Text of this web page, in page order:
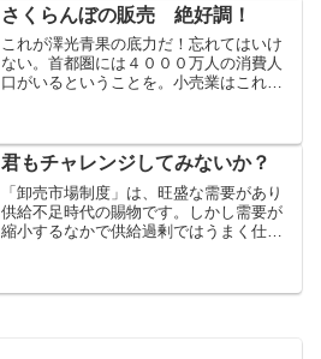
購買行動を...
さくらんぼの販売 絶好調！
これが澤光青果の底力だ！忘れてはいけ
ない。首都圏には４０００万人の消費人
口がいるということを。小売業はこれで
売お上手ですね！只今400pack販売しま
した。明日...
君もチャレンジしてみないか？
「卸売市場制度」は、旺盛な需要があり
供給不足時代の賜物です。しかし需要が
縮小するなかで供給過剰ではうまく仕事